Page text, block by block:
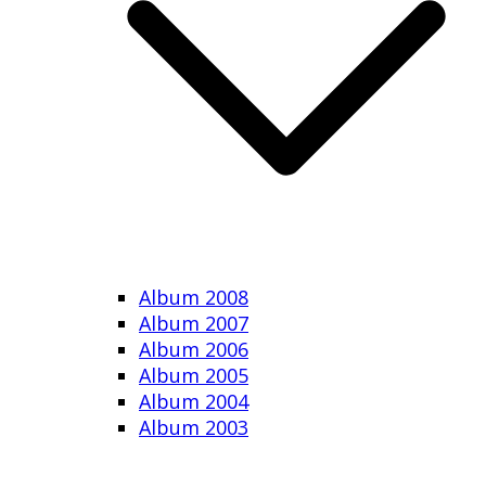
Album 2008
Album 2007
Album 2006
Album 2005
Album 2004
Album 2003